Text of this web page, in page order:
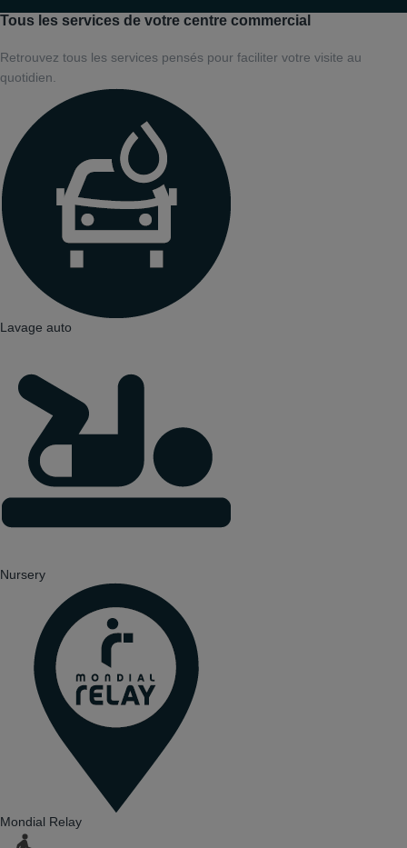
Tous les services de votre centre commercial
Retrouvez tous les services pensés pour faciliter votre visite au
quotidien.
Lavage auto
Nursery
Mondial Relay